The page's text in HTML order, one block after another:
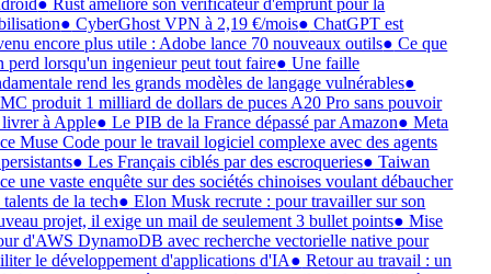
●Rust améliore son vérificateur d'emprunt pour la
●CyberGhost VPN à 2,19 €/mois●ChatGPT est
encore plus utile : Adobe lance 70 nouveaux outils●Ce que
perd lorsqu'un ingenieur peut tout faire●Une faille
rend les grands modèles de langage vulnérables●
produit 1 milliard de dollars de puces A20 Pro sans pouvoir
à Apple●Le PIB de la France dépassé par Amazon●Meta
Muse Code pour le travail logiciel complexe avec des agents
●Les Français ciblés par des escroqueries●Taiwan
une vaste enquête sur des sociétés chinoises voulant débaucher
talents de la tech●Elon Musk recrute : pour travailler sur son
projet, il exige un mail de seulement 3 bullet points●Mise
d'AWS DynamoDB avec recherche vectorielle native pour
le développement d'applications d'IA●Retour au travail : un